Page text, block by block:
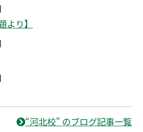
より】
“河北校” のブログ記事一覧